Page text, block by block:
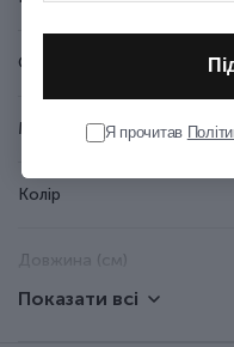
Серія
Матеріал
Колір
Довжина (см)
Показати всі
Я прочитав